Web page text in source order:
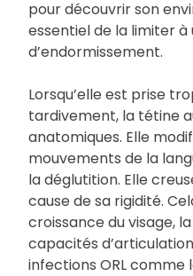
pour découvrir son
essentiel de la limiter à
d’endormissement.
Lorsqu’elle est prise
tardivement, la tétine
anatomiques. Elle
mouvements de la
la déglutition. Elle
cause de sa rigidité.
croissance du visage,
capacités
infections ORL comme